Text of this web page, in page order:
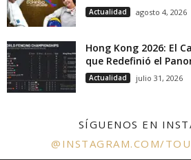
Actualidad agosto 4, 2026
Hong Kong 2026: El
que Redefinió el
Actualidad julio 31, 2026
SÍGUENOS EN
@INSTAGRAM.COM/